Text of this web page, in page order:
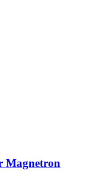
Magnetron